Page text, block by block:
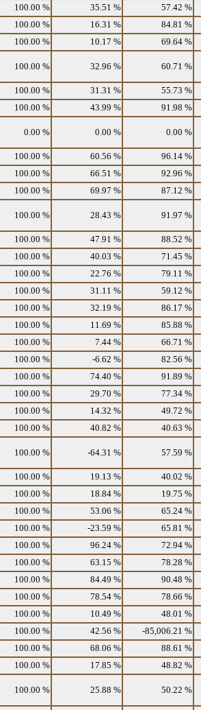
100.00 % 35.51 % 57.42 %
100.00 % 16.31 % 84.81 %
100.00 % 10.17 % 69.64 %
100.00 % 32.96 % 60.71 %
100.00 % 31.31 % 55.73 %
100.00 % 43.99 % 91.98 %
0.00 % 0.00 % 0.00 %
100.00 % 60.56 % 96.14 %
100.00 % 66.51 % 92.96 %
100.00 % 69.97 % 87.12 %
100.00 % 28.43 % 91.97 %
100.00 % 47.91 % 88.52 %
100.00 % 40.03 % 71.45 %
100.00 % 22.76 % 79.11 %
100.00 % 31.11 % 59.12 %
100.00 % 32.19 % 86.17 %
100.00 % 11.69 % 85.88 %
100.00 % 7.44 % 66.71 %
100.00 % -6.62 % 82.56 %
100.00 % 74.40 % 91.89 %
100.00 % 29.70 % 77.34 %
100.00 % 14.32 % 49.72 %
100.00 % 40.82 % 40.63 %
100.00 % -64.31 % 57.59 %
100.00 % 19.13 % 40.02 %
100.00 % 18.84 % 19.75 %
100.00 % 53.06 % 65.24 %
100.00 % -23.59 % 65.81 %
100.00 % 96.24 % 72.94 %
100.00 % 63.15 % 78.28 %
100.00 % 84.49 % 90.48 %
100.00 % 78.54 % 78.66 %
100.00 % 10.49 % 48.01 %
100.00 % 42.56 % -85,006.21 %
100.00 % 68.06 % 88.61 %
100.00 % 17.85 % 48.82 %
100.00 % 25.88 % 50.22 %